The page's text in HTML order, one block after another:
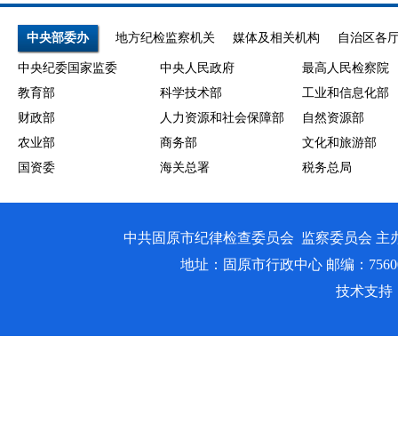
中央部委办 地方纪检监察机关 媒体及相关机构 自治区各
中央纪委国家监委 中央人民政府
最高人民检察院
教育部
科学技术部
工业和信息化部
财政部
人力资源和社会保障部
自然资源部
农业部
商务部
文化和旅游部
国资委
海关总署 税务总局
中共固原市纪律检查委员会 监察委员会
地址：固原市行政中心 邮编：
技术支持